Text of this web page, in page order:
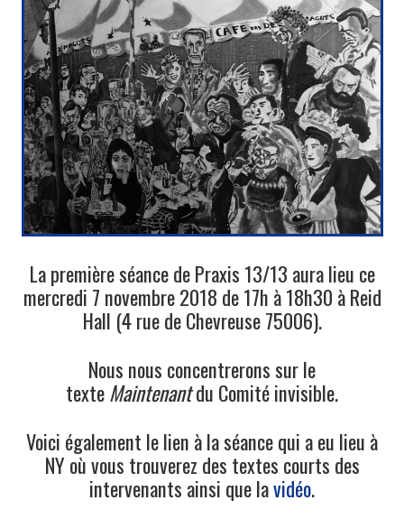
4/13
5/13
6/13
7/13
8/13
9/13
11/13
12/13
La première séance de Praxis 13/13 aura lieu ce
mercredi 7 novembre 2018 de 17h à 18h30 à Reid
Hall (4 rue de Chevreuse 75006).
Nous nous concentrerons sur le
texteMaintenantdu Comité invisible.
Voici également le lien à la séance qui a eu lieu à
NY où vous trouverez des textes courts des
intervenants ainsi que lavidéo.